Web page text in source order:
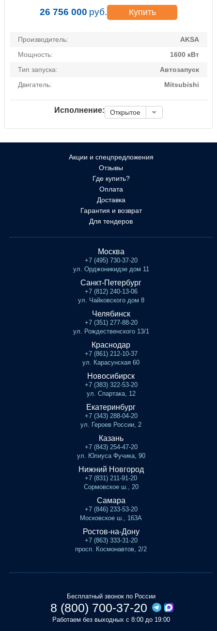
26 756 000 руб. Купить
Производитель:
AKSA
Мощность:
1600 кВт
Тип запуска:
Автозапуск
Двигатель:
Mitsubishi
Исполнение: Открытое
Акции и спецпредложения
Отзывы
Где купить?
Оплата
Доставка
Гарантия и возврат
Для тендеров
Москва
+7 (495) 730-37-20
ул. Орджоникидзе дом 11
Санкт-Петербург
+7 (812) 240-13-06
ул. Чайковского дом 8
Челябинск
+7 (351) 277-88-20
ул. Рождественского 13/1
Краснодар
+7 (861) 212-10-37
ул. Карасунская 60
Новосибирск
+7 (383) 322-53-20
ул. Спартака, 12
Екатеринбург
+7 (343) 288-04-20
ул. Героев России, 2
Казань
+7 (843) 254-47-20
ул. Юлиуса Фучика, 90
Нижний Новгород
+7 (831) 211-91-20
Сормовское ш., 20
Самара
+7 (846) 233-53-20
Московское ш., 163А
Ростов-на-Дону
+7 (863) 333-31-20
просп. Космонавтов, 2/2
Бесплатный звонок по России
8 (800) 700-37-20
Работаем без выходных с 8:00 до 19:00